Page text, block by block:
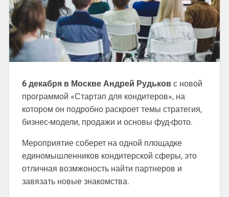
6 декабря в Москве Андрей Рудьковс новой
программой «Стартап для кондитеров», на
котором он подробно раскроет темы стратегия,
бизнес-модели, продажи и основы фуд-фото.
Мероприятие соберет на одной площадке
единомышленников кондитерской сферы, это
отличная возмжоность найти партнеров и
завязать новые знакомства.